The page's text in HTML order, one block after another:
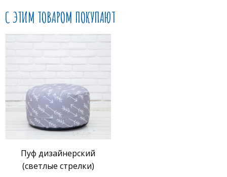
С ЭТИМ ТОВАРОМ ПОКУПАЮТ
Пуф дизайнерский
(светлые стрелки)